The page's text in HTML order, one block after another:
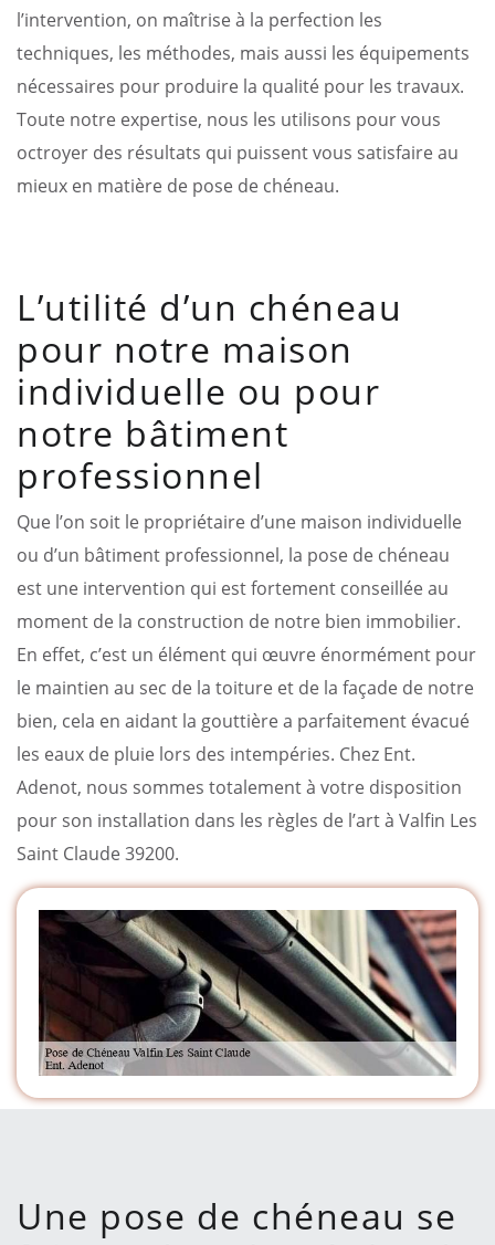
l’intervention, on maîtrise à la perfection les
techniques, les méthodes, mais aussi les équipements
nécessaires pour produire la qualité pour les travaux.
Toute notre expertise, nous les utilisons pour vous
octroyer des résultats qui puissent vous satisfaire au
mieux en matière de pose de chéneau.
L’utilité d’un chéneau
pour notre maison
individuelle ou pour
notre bâtiment
professionnel
Que l’on soit le propriétaire d’une maison individuelle
ou d’un bâtiment professionnel, la pose de chéneau
est une intervention qui est fortement conseillée au
moment de la construction de notre bien immobilier.
En effet, c’est un élément qui œuvre énormément pour
le maintien au sec de la toiture et de la façade de notre
bien, cela en aidant la gouttière a parfaitement évacué
les eaux de pluie lors des intempéries. Chez Ent.
Adenot, nous sommes totalement à votre disposition
pour son installation dans les règles de l’art à Valfin Les
Saint Claude 39200.
Une pose de chéneau se